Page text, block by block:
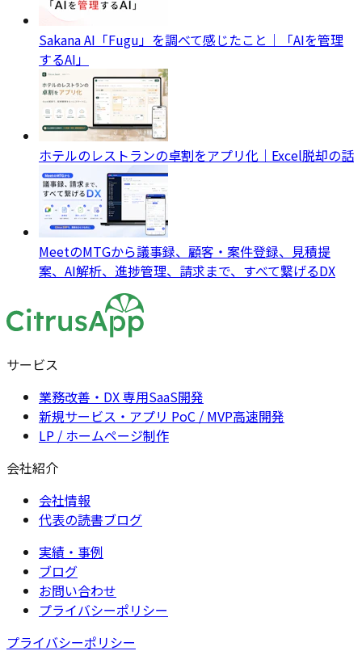
Sakana AI「Fugu」を調べて感じたこと｜「AIを管理
するAI」
ホテルのレストランの卓割をアプリ化｜Excel脱却の話
MeetのMTGから議事録、顧客・案件登録、見積提
案、AI解析、進捗管理、請求まで、すべて繋げるDX
サービス
業務改善・DX 専用SaaS開発
新規サービス・アプリ PoC / MVP高速開発
LP / ホームページ制作
会社紹介
会社情報
代表の読書ブログ
実績・事例
ブログ
お問い合わせ
プライバシーポリシー
プライバシーポリシー